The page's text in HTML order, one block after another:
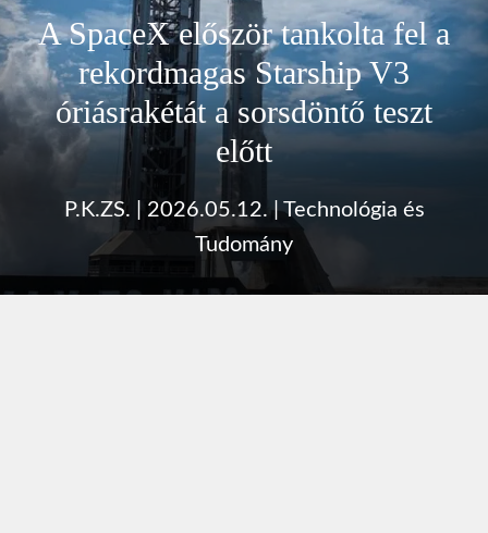
A SpaceX először tankolta fel a
rekordmagas Starship V3
óriásrakétát a sorsdöntő teszt
előtt
P.K.ZS. 2026.05.12.|Technológia és
Tudomány